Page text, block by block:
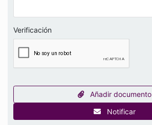
Verificación
Añadir documento
Notificar